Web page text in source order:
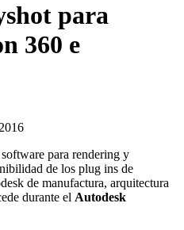
para
360 e
para rendering y
de los plug ins de
de manufactura, arquitectura
durante el Autodesk